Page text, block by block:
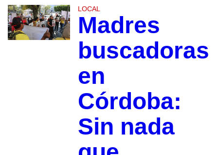
LOCAL
Madres
buscadoras
en
Córdoba:
Sin nada